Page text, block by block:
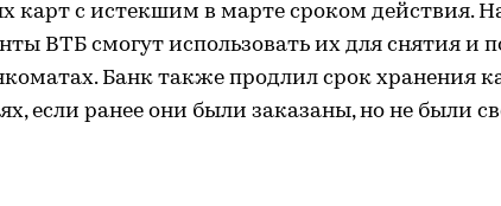
карт с истекшим в марте сроком действия.
ВТБ смогут использовать их для снятия и
Банк также продлил срок хранения
если ранее они были заказаны, но не были